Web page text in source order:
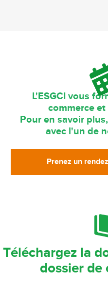
L'ESGCI vous
commerce
Pour en savoir
avec l'un de
Prenez un
Téléchargez la
dossier de